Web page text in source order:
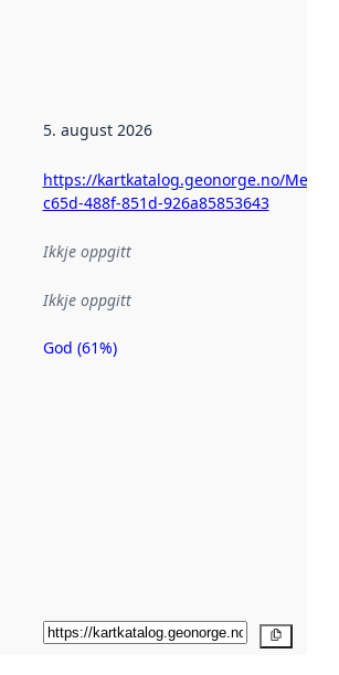
om
5. august 2026
https://kartkatalog.geonorge.no/
c65d-488f-851d-926a85853643
Ikkje oppgitt
Ikkje oppgitt
Metadatakvalitet
God (61%)